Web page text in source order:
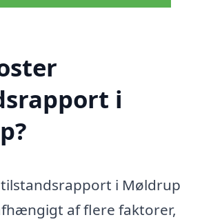
i
tilstandsrapport i Møldrup
af flere faktorer,